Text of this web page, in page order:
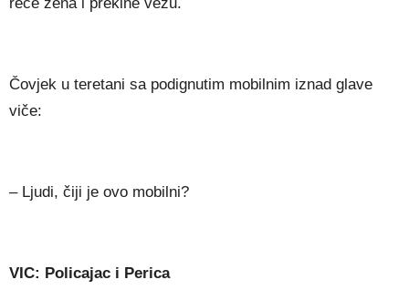
Čovjek u teretani sa podignutim mobilnim iznad glave
viče:
– Ljudi, čiji je ovo mobilni?
VIC: Policajac i Perica